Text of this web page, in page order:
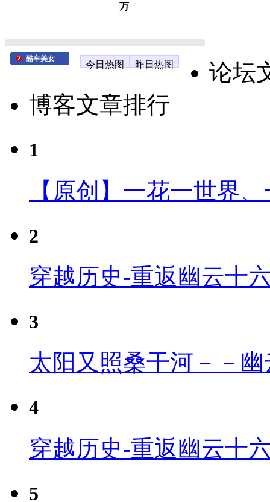
万
酷车美女
今日热图 昨日热图
论坛
博客文章排行
1
【原创】一花一世界
2
穿越历史-重返幽云十
3
太阳又照桑干河－－
4
穿越历史-重返幽云十
5